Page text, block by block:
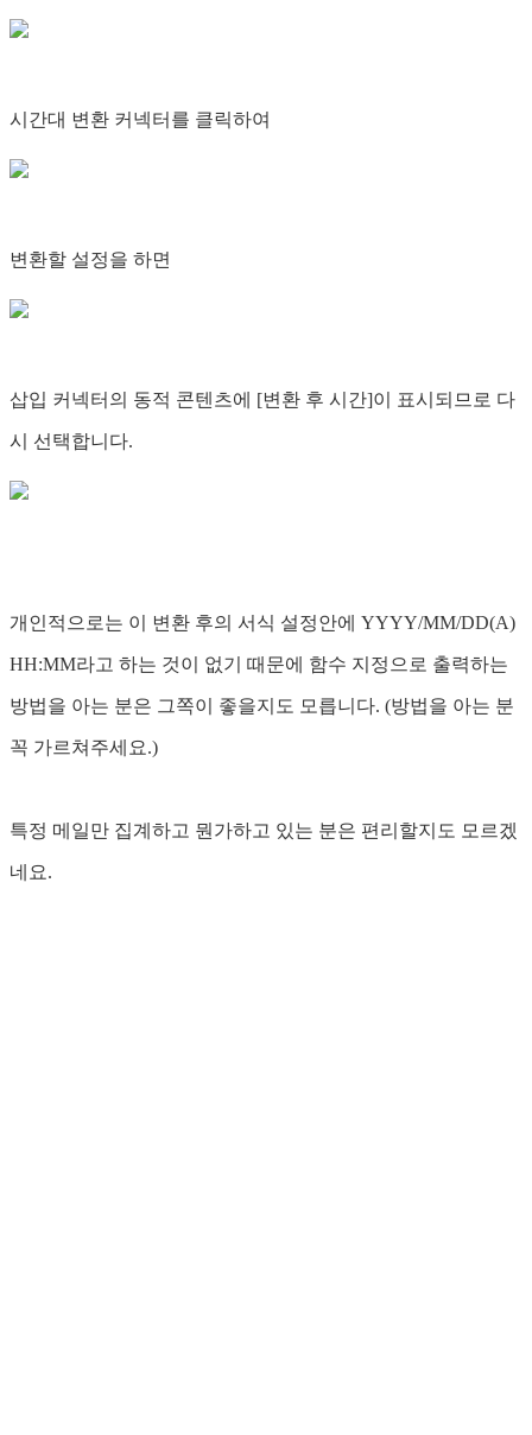
시간대 변환 커넥터를 클릭하여
변환할 설정을 하면
삽입 커넥터의 동적 콘텐츠에 [변환 후 시간]이 표시되므로 다
시 선택합니다.
개인적으로는 이 변환 후의 서식 설정안에 YYYY/MM/DD(A)
HH:MM라고 하는 것이 없기 때문에 함수 지정으로 출력하는
방법을 아는 분은 그쪽이 좋을지도 모릅니다. (방법을 아는 분
꼭 가르쳐주세요.)
특정 메일만 집계하고 뭔가하고 있는 분은 편리할지도 모르겠
네요.